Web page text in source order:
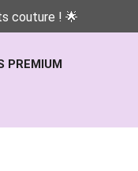
couture ! 🌟
PREMIUM